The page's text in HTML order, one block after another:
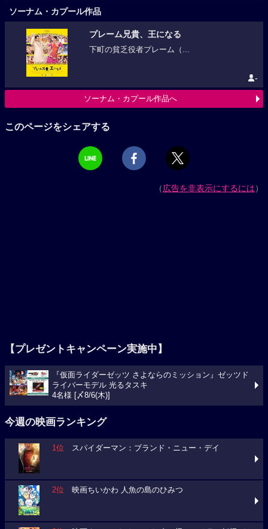
ソーナム・カプール作品
プレーム兄貴、王になる
下町の貧乏役者プレーム（...
-
ソーナム・カプール作品へ
このページをシェアする
（広告を非表示にするには）
【プレゼントキャンペーン実施中】
『仮面ライダーゼッツ さよならのミッション』ゼッツド
ライバーモデル 光るタスキ
4名様 [〆8/6(木)]
今週の映画ランキング
1位 スパイダーマン：ブランド・ニュー・デイ
2位 映画ちいかわ 人魚の島のひみつ